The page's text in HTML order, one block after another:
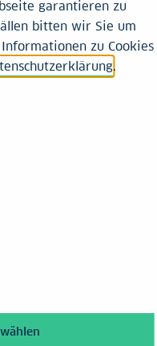
Wärme
braucht es
garantieren zu
bitten wir Sie um
zu Cookies
.